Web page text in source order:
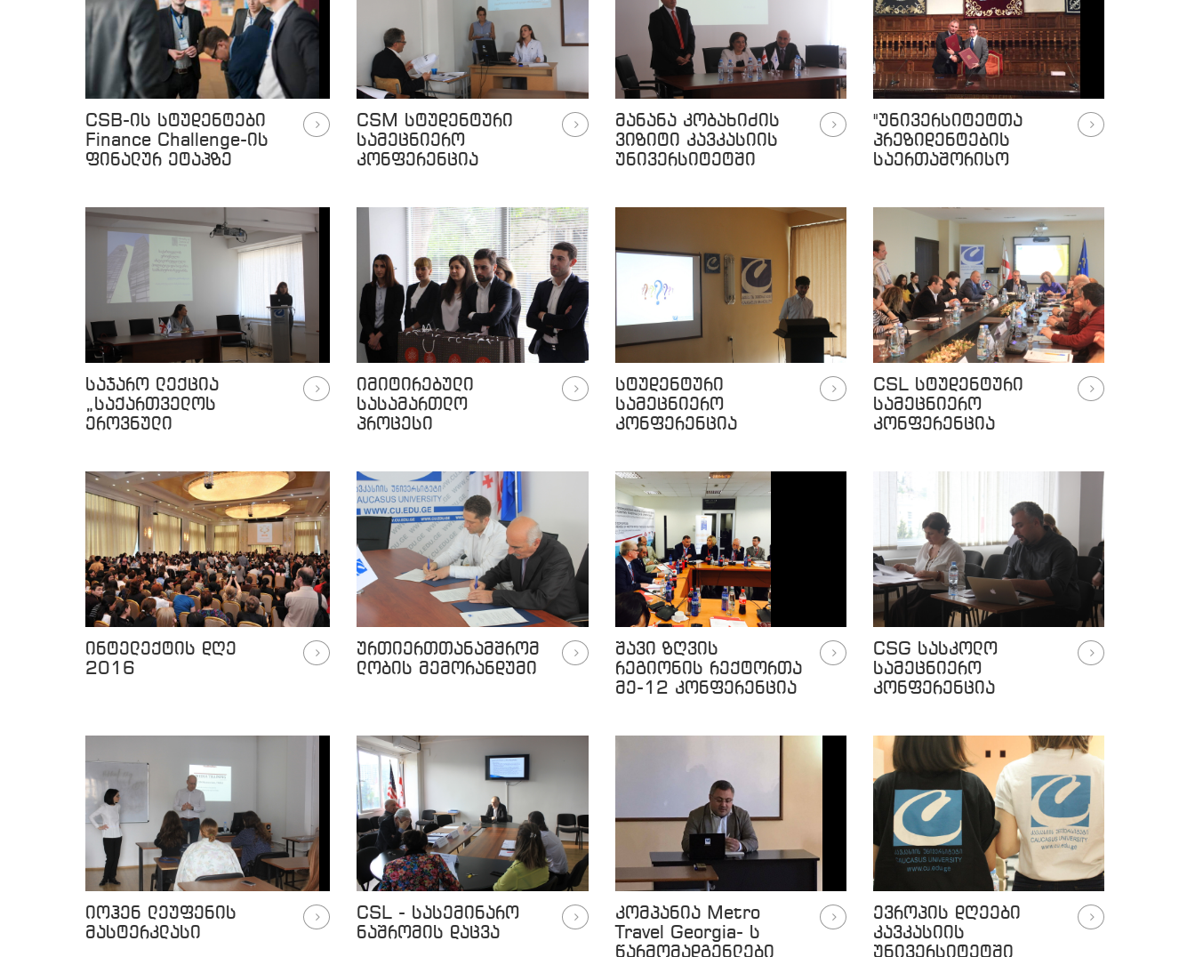
CSB-ის სტუდენტები
Finance Challenge-ის
ფინალურ ეტაპზე
CSM სტუდენტური
სამეცნიერო
კონფერენცია
მანანა კობახიძის
ვიზიტი კავკასიის
უნივერსიტეტში
"უნივერსიტეტთა
პრეზიდენტების
საერთაშორისო
საჯარო ლექცია
„საქართველოს
ეროვნული
სამსახურის რეფორმა"
იმიტირებული
სასამართლო
პროცესი
სტუდენტური
სამეცნიერო
კონფერენცია
CSL სტუდენტური
სამეცნიერო
კონფერენცია
ინტელექტის დღე
2016
ურთიერთთანამშრომ
ლობის მემორანდუმი
შავი ზღვის
რეგიონის რექტორთა
მე-12 კონფერენცია
CSG სასკოლო
სამეცნიერო
კონფერენცია
იოჰენ ლეუფენის
მასტერკლასი
CSL - სასემინარო
ნაშრომის დაცვა
კომპანია Metro
Travel Georgia- ს
წარმომადგენლები
ევროპის დღეები
კავკასიის
უნივერსიტეტში